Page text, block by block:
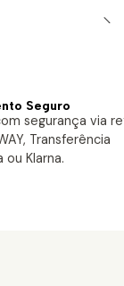
Seguro
segurança via
Transferência
ou Klarna.